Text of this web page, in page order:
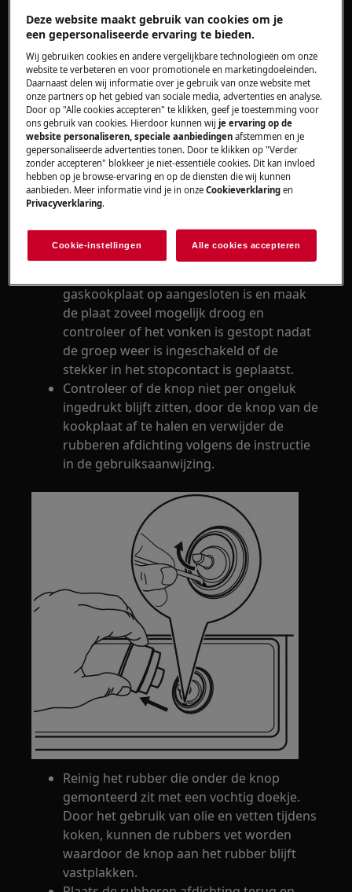
Oplossing
Wanneer er een knop van de gaskookplaat
wordt ingedrukt, zullen alle pitten gaan vonken.
Wanneer de knop wordt los gelaten als de pit
brandt, zal het vonken stoppen. Dit is de
normale werking van een kookplaat
Wanneer de vonkontsteking actief blijft na het
loslaten van de knop, controleer dan het
volgende:
geworden door overkoken. Haal de
stekker uit het stopcontact of schakel de
gaskookplaat op aangesloten is en maak
de plaat zoveel mogelijk droog en
controleer of het vonken is gestopt nadat
de groep weer is ingeschakeld of de
stekker in het stopcontact is geplaatst.
Controleer of de knop niet per ongeluk
ingedrukt blijft zitten, door de knop van de
kookplaat af te halen en verwijder de
rubberen afdichting volgens de instructie
in de gebruiksaanwijzing.
Reinig het rubber die onder de knop
gemonteerd zit met een vochtig doekje.
Door het gebruik van olie en vetten tijdens
koken, kunnen de rubbers vet worden
waardoor de knop aan het rubber blijft
vastplakken.
Deze website maakt gebruik van cookies om je
een gepersonaliseerde ervaring te bieden.
Wij gebruiken cookies en andere vergelijkbare technologieën om onze
website te verbeteren en voor promotionele en marketingdoeleinden.
Daarnaast delen wij informatie over je gebruik van onze website met
onze partners op het gebied van sociale media, advertenties en analyse.
Door op "Alle cookies accepteren" te klikken, geef je toestemming voor
ons gebruik van cookies. Hierdoor kunnen wijje ervaring op de
website personaliseren, speciale aanbiedingen afstemmen en je
gepersonaliseerde advertenties tonen. Door te klikken op "Verder
zonder accepteren" blokkeer je niet-essentiële cookies. Dit kan invloed
hebben op je browse-ervaring en op de diensten die wij kunnen
aanbieden. Meer informatie vind je in onzeCookieverklaring en
Privacyverklaring.
Cookie-instellingen Alle cookies accepteren